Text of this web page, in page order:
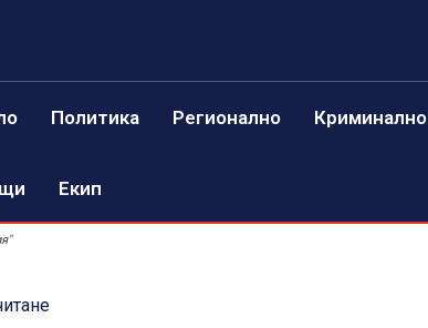
Политика Регионално Криминално
Екип